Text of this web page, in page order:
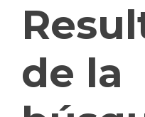
de la